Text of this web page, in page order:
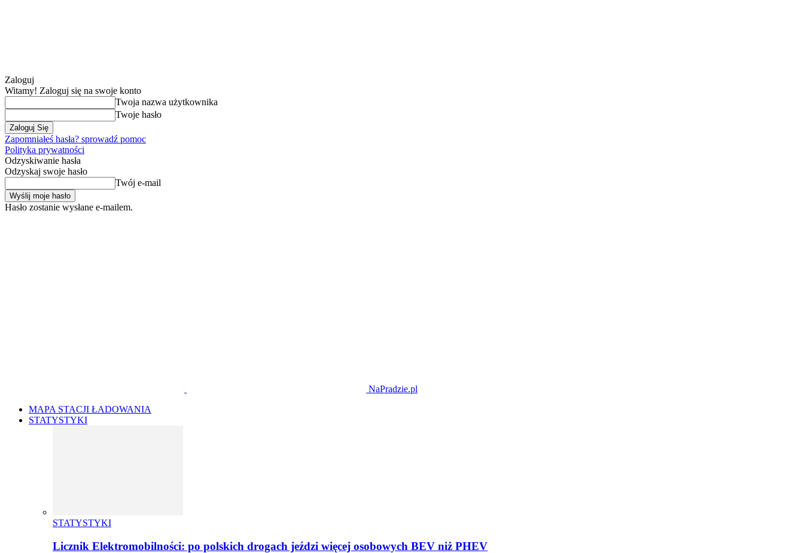
Zaloguj
Witamy! Zaloguj się na swoje konto
Twoja nazwa użytkownika
Twoje hasło
Zapomniałeś hasła? sprowadź pomoc
Polityka prywatności
Odzyskiwanie hasła
Odzyskaj swoje hasło
Twój e-mail
Hasło zostanie wysłane e-mailem.
NaPradzie.pl
MAPA STACJI ŁADOWANIA
STATYSTYKI
STATYSTYKI
Licznik Elektromobilności: po polskich drogach jeździ więcej osobowych BEV niż PHEV